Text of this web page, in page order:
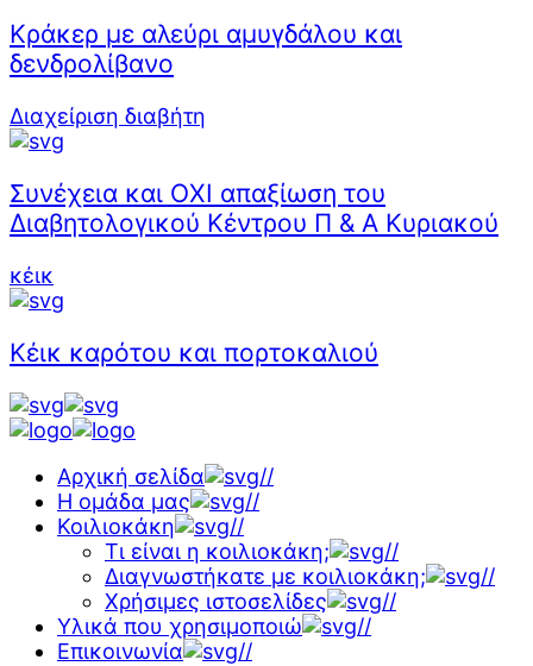
Κράκερ με αλεύρι αμυγδάλου και
δενδρολίβανο
Διαχείριση διαβήτη
Συνέχεια και ΟΧΙ απαξίωση του
Διαβητολογικού Κέντρου Π & Α Κυριακού
κέικ
Κέικ καρότου και πορτοκαλιού
Αρχική σελίδα
//
Η ομάδα μας
//
Κοιλιοκάκη
//
Τι είναι η κοιλιοκάκη;
//
Διαγνωστήκατε με κοιλιοκάκη;
//
Χρήσιμες ιστοσελίδες
//
Υλικά που χρησιμοποιώ
//
Επικοινωνία
//